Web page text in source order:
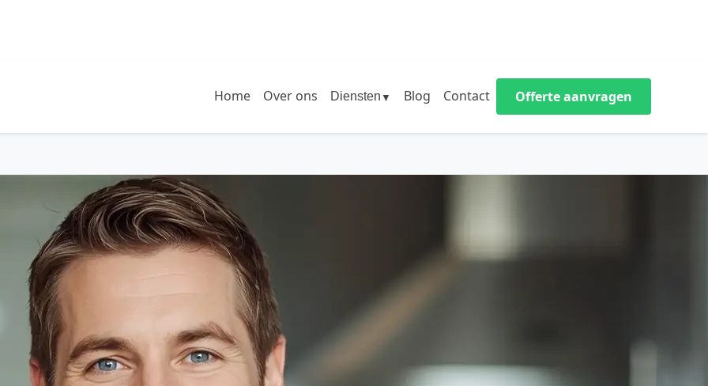
Home Over ons Diensten ▼ Blog Contact Offerte aanvragen